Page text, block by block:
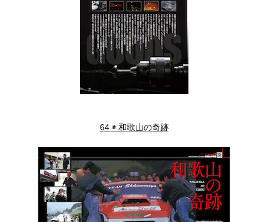
64 ◉ 和歌山の奇跡